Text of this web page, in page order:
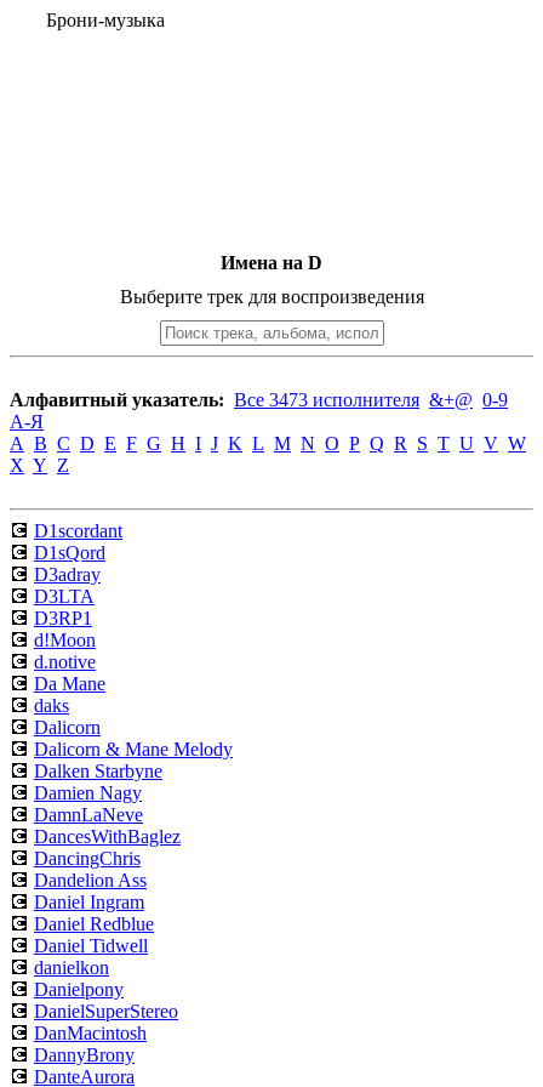
Брони-музыка
Имена на D
Выберите трек для воспроизведения
Алфавитный указатель: Все 3473 исполнителя &+@ 0-9
А-Я
A B C D E F G H I J K L M N O P Q R S T U V W
X Y Z
💽 D1scordant
💽 D1sQord
💽 D3adray
💽 D3LTA
💽 D3RP1
💽 d!Moon
💽 d.notive
💽 Da Mane
💽 daks
💽 Dalicorn
💽 Dalicorn & Mane Melody
💽 Dalken Starbyne
💽 Damien Nagy
💽 DamnLaNeve
💽 DancesWithBaglez
💽 DancingChris
💽 Dandelion Ass
💽 Daniel Ingram
💽 Daniel Redblue
💽 Daniel Tidwell
💽 danielkon
💽 Danielpony
💽 DanielSuperStereo
💽 DanMacintosh
💽 DannyBrony
💽 DanteAurora